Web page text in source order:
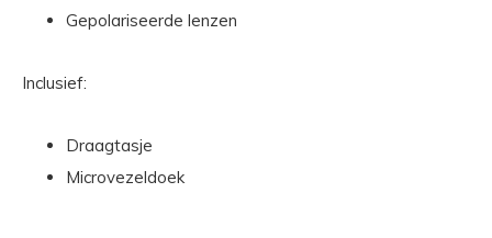
Gepolariseerde lenzen
Inclusief:
Draagtasje
Microvezeldoek